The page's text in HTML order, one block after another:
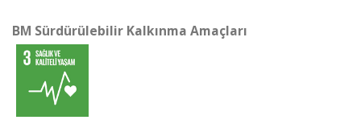
BM Sürdürülebilir Kalkınma Amaçları